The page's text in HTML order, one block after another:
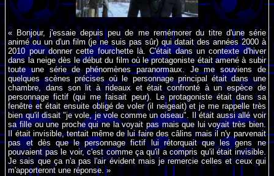
« Bonjour, j'essaie depuis peu de me remémorer du titre d'une série
animé ou un d'un film (je ne suis pas sûr) qui datait des années 2000 à
2010 pour donner cette fourchette là. C'était dans un contexte d'hiver
dans la neige dès le début du film où le protagoniste était amené à subir
toute une série de phénomènes paranormaux. Je me souviens de
quelques scènes précises où le personnage principal était dans une
chambre, dans son lit à rideaux et était confronté à un espèce de
personnage fictif (qui me faisait peur). Le protagoniste était dans sa
fenêtre et était ensuite obligé de voler (il neigeait) et je me rappelle très
bien qu'il disait "je vole, je vole comme un oiseau". Il était aussi allé voir
sa fille ou une proche qui ne la voyait pas mais que lui voyait très bien.
Il était invisible, tentait même de lui faire des câlins mais il n'y parvenait
pas et dès que le personnage fictif lui rétorquait que les gens ne
pouvaient pas le voir, c'est comme ça qu'il a compris qu'il était invisible.
Je sais que ça n'a pas l'air évident mais je remercie celles et ceux qui
m'apporteront une réponse. »